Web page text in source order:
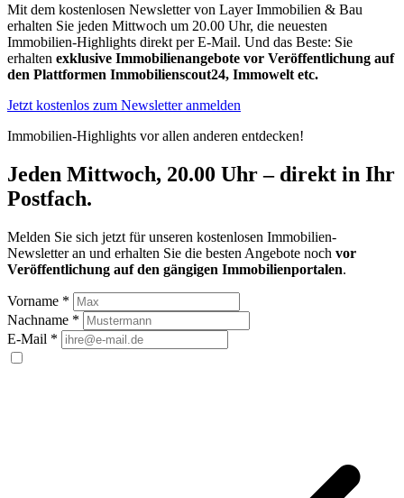
Mit dem kostenlosen Newsletter von Layer Immobilien & Bau
erhalten Sie jeden Mittwoch um 20.00 Uhr, die neuesten
Immobilien-Highlights direkt per E-Mail. Und das Beste: Sie
erhalten exklusive Immobilienangebote vor Veröffentlichung auf
den Plattformen Immobilienscout24, Immowelt etc.
Jetzt kostenlos zum Newsletter anmelden
Immobilien-Highlights vor allen anderen entdecken!
Jeden Mittwoch, 20.00 Uhr – direkt in Ihr
Postfach.
Melden Sie sich jetzt für unseren kostenlosen Immobilien-
Newsletter an und erhalten Sie die besten Angebote noch vor
Veröffentlichung auf den gängigen Immobilienportalen.
Vorname *
Nachname *
E-Mail *